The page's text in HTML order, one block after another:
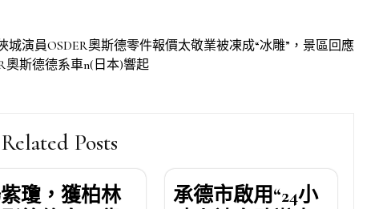
城演員OSDER奧斯德零件報價太敬業被凍成“冰雕”，景區回應
奧斯德德系車n(日本)響起
Related Posts
瓊，獲柏林
承德市啟用“24小